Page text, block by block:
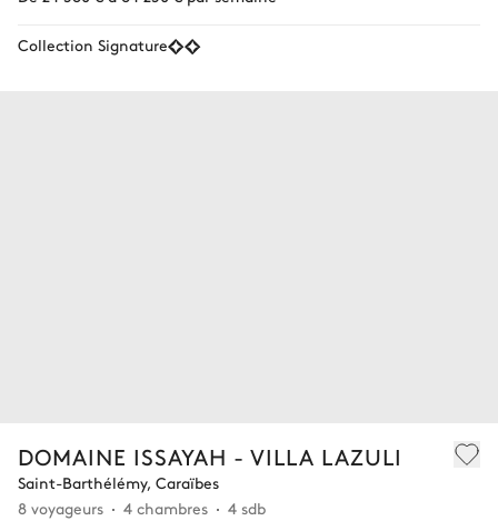
Collection Signature
DOMAINE ISSAYAH - VILLA LAZULI
Saint-Barthélémy, Caraïbes
8 voyageurs
4 chambres 4 sdb